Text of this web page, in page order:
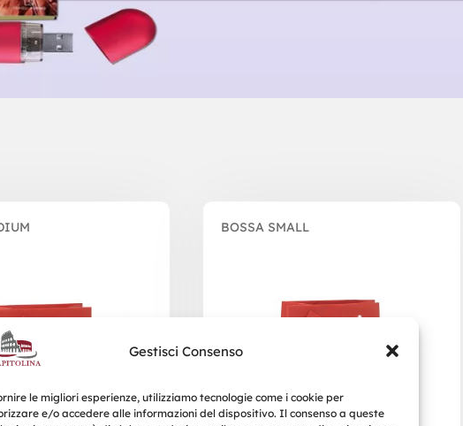
Gestisci Consenso
le migliori esperienze, utilizziamo tecnologie come i cookie per
e/o accedere alle informazioni del dispositivo. Il consenso a queste
BOSSA SMALL